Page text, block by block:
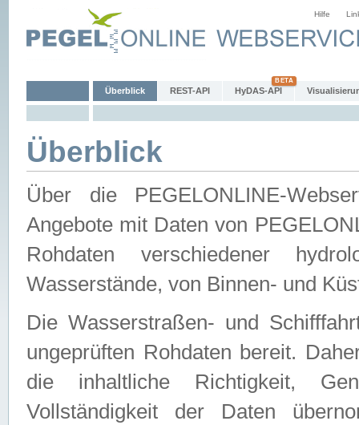
Hilfe
Überblick REST-API HyDAS-API
Überblick
Über die PEGELONLINE-
Angebote mit Daten von
Rohdaten verschiedener
Wasserstände, von Binnen- und
Die Wasserstraßen- und
ungeprüften Rohdaten bereit.
die inhaltliche Richtigkeit,
Vollständigkeit der Daten